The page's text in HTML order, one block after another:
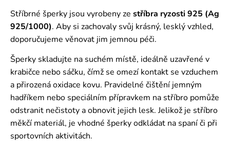
Stříbrné šperky jsou vyrobeny ze stříbra ryzosti 925 (Ag
925/1000). Aby si zachovaly svůj krásný, lesklý vzhled,
doporučujeme věnovat jim jemnou péči.
Šperky skladujte na suchém místě, ideálně uzavřené v
krabičce nebo sáčku, čímž se omezí kontakt se vzduchem
a přirozená oxidace kovu. Pravidelné čištění jemným
hadříkem nebo speciálním přípravkem na stříbro pomůže
odstranit nečistoty a obnovit jejich lesk. Jelikož je stříbro
měkčí materiál, je vhodné šperky odkládat na spaní či při
sportovních aktivitách.